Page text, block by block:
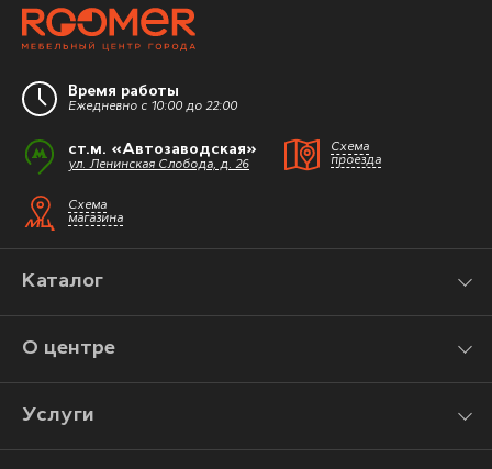
Время работы
Ежедневно с 10:00 до 22:00
ст.м. «Автозаводская»
ул. Ленинская Слобода, д. 26
Схема
проезда
Схема
магазина
Каталог
О центре
Услуги